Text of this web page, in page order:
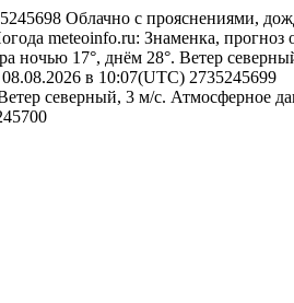
Облачно с прояснениями,
meteoinfo.ru: Знаменка, прогноз
ночью 17°, днём 28°. Ветер
в 10:07(UTC) 2735245699
северный, 3 м/с. Атмосферное